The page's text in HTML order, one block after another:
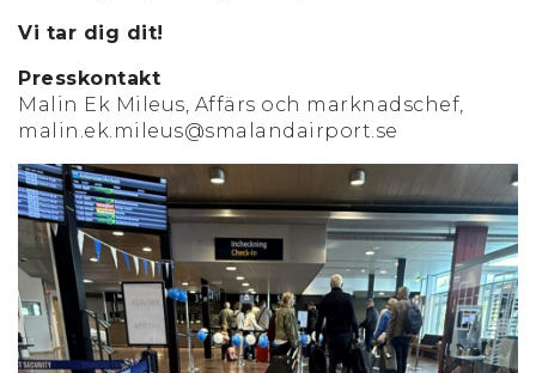
Vi tar dig dit!
Presskontakt
Malin Ek Mileus, Affärs och marknadschef,
malin.ek.mileus@smalandairport.se